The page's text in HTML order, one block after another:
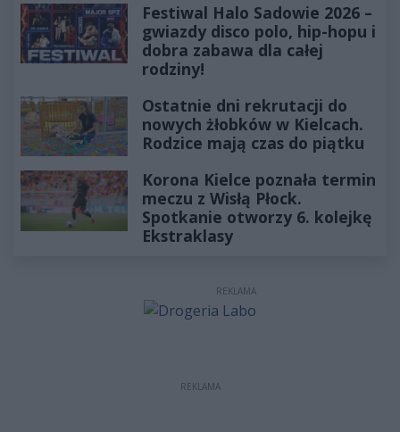
Festiwal Halo Sadowie 2026 –
gwiazdy disco polo, hip-hopu i
dobra zabawa dla całej
rodziny!
Ostatnie dni rekrutacji do
nowych żłobków w Kielcach.
Rodzice mają czas do piątku
Korona Kielce poznała termin
meczu z Wisłą Płock.
Spotkanie otworzy 6. kolejkę
Ekstraklasy
REKLAMA
REKLAMA